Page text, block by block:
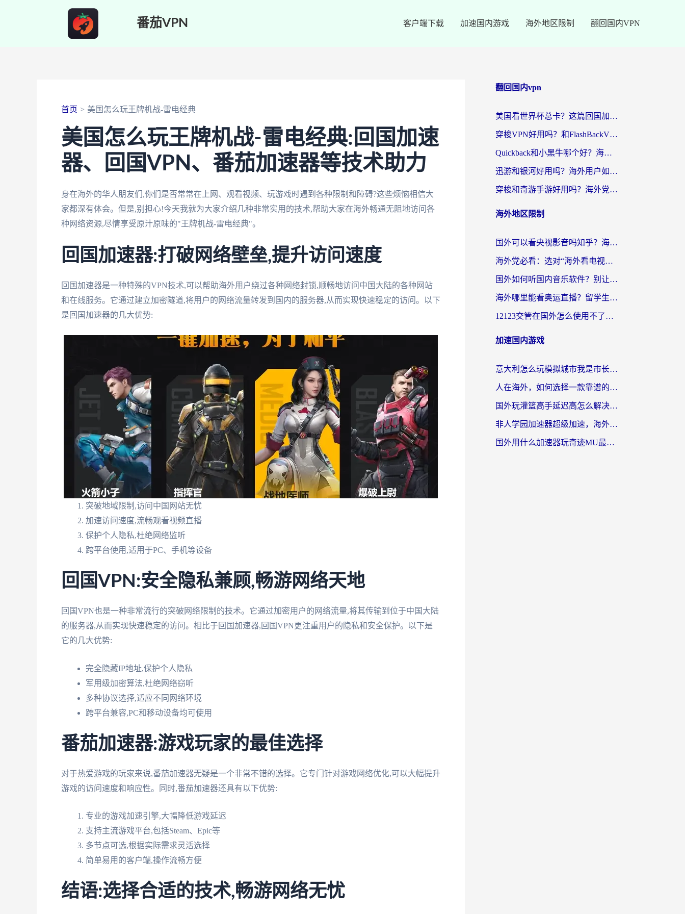
番茄VPN 客户端下载 加速国内游戏 海外地区限制 翻回国内VPN
首页 美国怎么玩王牌机战-雷电经典
美国怎么玩王牌机战-雷电经典:回国加速
器、回国VPN、番茄加速器等技术助力
身在海外的华人朋友们,你们是否常常在上网、观看视频、玩游戏时遇到各种限制和障碍?这些烦恼相信大
家都深有体会。但是,别担心!今天我就为大家介绍几种非常实用的技术,帮助大家在海外畅通无阻地访问各
种网络资源,尽情享受原汁原味的"王牌机战-雷电经典"。
回国加速器:打破网络壁垒,提升访问速度
回国加速器是一种特殊的VPN技术,可以帮助海外用户绕过各种网络封锁,顺畅地访问中国大陆的各种网站
和在线服务。它通过建立加密隧道,将用户的网络流量转发到国内的服务器,从而实现快速稳定的访问。以下
是回国加速器的几大优势:
突破地域限制,访问中国网站无忧
加速访问速度,流畅观看视频直播
保护个人隐私,杜绝网络监听
跨平台使用,适用于PC、手机等设备
回国VPN:安全隐私兼顾,畅游网络天地
回国VPN也是一种非常流行的突破网络限制的技术。它通过加密用户的网络流量,将其传输到位于中国大陆
的服务器,从而实现快速稳定的访问。相比于回国加速器,回国VPN更注重用户的隐私和安全保护。以下是
它的几大优势:
完全隐藏IP地址,保护个人隐私
军用级加密算法,杜绝网络窃听
多种协议选择,适应不同网络环境
跨平台兼容,PC和移动设备均可使用
番茄加速器:游戏玩家的最佳选择
对于热爱游戏的玩家来说,番茄加速器无疑是一个非常不错的选择。它专门针对游戏网络优化,可以大幅提升
游戏的访问速度和响应性。同时,番茄加速器还具有以下优势:
专业的游戏加速引擎,大幅降低游戏延迟
支持主流游戏平台,包括Steam、Epic等
多节点可选,根据实际需求灵活选择
简单易用的客户端,操作流畅方便
结语:选择合适的技术,畅游网络无忧
翻回国内vpn
美国看世界杯总卡？这篇回国加速器指南帮你无缝刷国内资源（附苹果手机VPN设置步骤）
穿梭VPN好用吗？和FlashBackVPN对比哪个回国效果更好？
Quickback和小黑牛哪个好？海外党亲测指南，选对回国加速器秒回国内
迅游和银河好用吗？海外用户如何选择回国加速器实现无缝访问国内资源
穿梭和奇游手游好用吗？海外党亲测3款回国加速器，附蜜蜂加速器七天试用攻略
海外地区限制
国外可以看央视影音吗知乎？海外党亲测有效的回国加速方案
海外党必看：选对“海外看电视剧软件”，再也不用愁国内剧刷不了
国外如何听国内音乐软件？别让地域限制，断了你的中文歌单
海外哪里能看奥运直播？留学生&海外华人必看的体育赛事观赛终极指南
12123交管在国外怎么使用不了？海外华人必看的无缝访问国内资源指南
加速国内游戏
意大利怎么玩模拟城市我是市长？海外党国服游戏加速终极攻略（附三国3量子特攻解决办法）
人在海外，如何选择一款靠谱的玩剑灵2加速器？
国外玩灌篮高手延迟高怎么解决？海外玩家国服游戏加速终极指南
非人学园加速器超级加速，海外玩家重返国服的通行证
国外用什么加速器玩奇迹MU最好？2026海外玩家国服游戏加速全攻略